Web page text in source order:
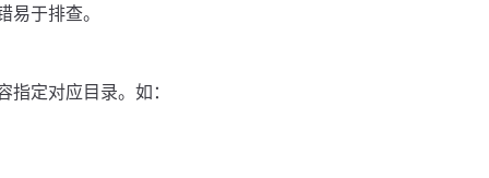
易于排查。
定对应目录。如：